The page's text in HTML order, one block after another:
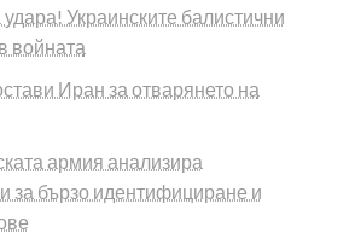
Украинските балистични
войната
Иран за отварянето на
армия анализира
за бързо идентифициране и